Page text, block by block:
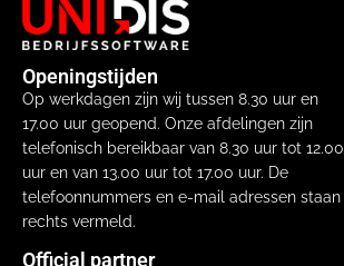
Openingstijden
Op werkdagen zijn wij tussen 8.30 uur en
17.00 uur geopend. Onze afdelingen zijn
telefonisch bereikbaar van 8.30 uur tot 12.00
uur en van 13.00 uur tot 17.00 uur. De
telefoonnummers en e-mail adressen staan
rechts vermeld.
Official partner